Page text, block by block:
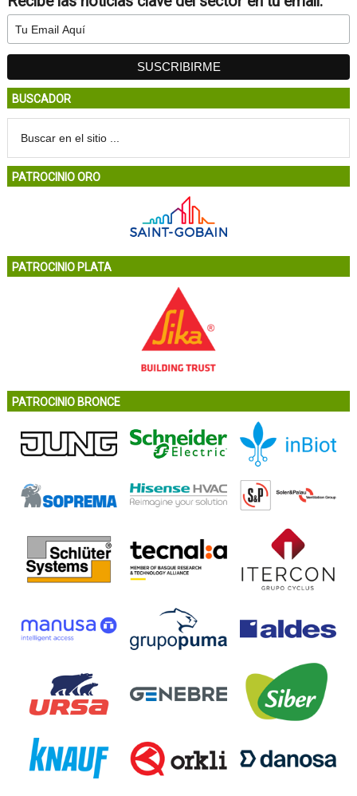
BUSCADOR
PATROCINIO ORO
PATROCINIO PLATA
PATROCINIO BRONCE